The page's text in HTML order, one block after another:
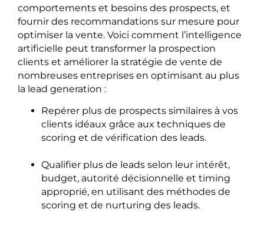
comportements et besoins des prospects, et
fournir des recommandations sur mesure pour
optimiser la vente. Voici comment l’intelligence
artificielle peut transformer la prospection
clients et améliorer la stratégie de vente de
nombreuses entreprises en optimisant au plus
la lead generation :
Repérer plus de prospects similaires à vos
clients idéaux grâce aux techniques de
scoring et de vérification des leads.
Qualifier plus de leads selon leur intérêt,
budget, autorité décisionnelle et timing
approprié, en utilisant des méthodes de
scoring et de nurturing des leads.